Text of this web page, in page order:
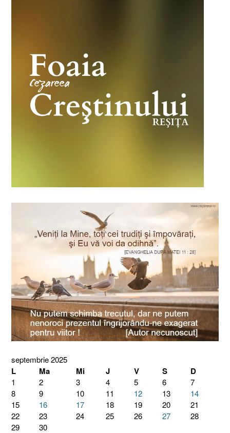
septembrie 2025
L Ma Mi J V S D
1 2 3 4 5 6
7
8
9 10 11 12 13
14
15
16 17 18 19 20
21
22
23 24 25 26 27
28
29
30